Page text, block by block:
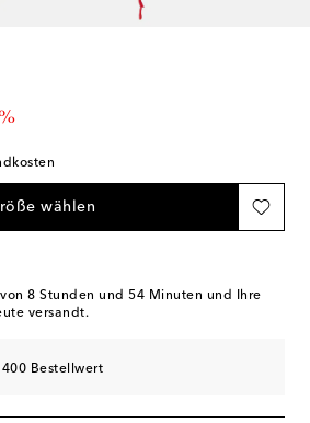
wählen
8 Stunden und 54 Minuten und Ihre
versandt.
Bestellwert